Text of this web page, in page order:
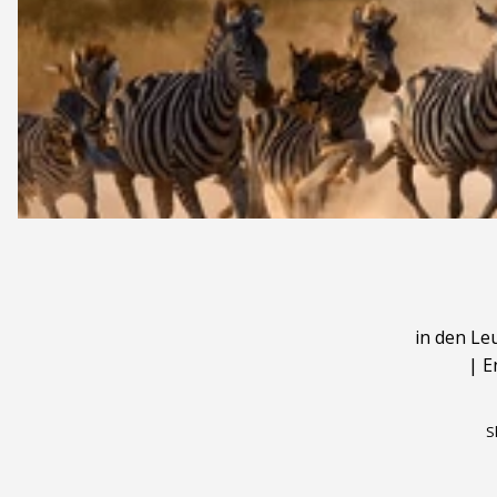
in den
|